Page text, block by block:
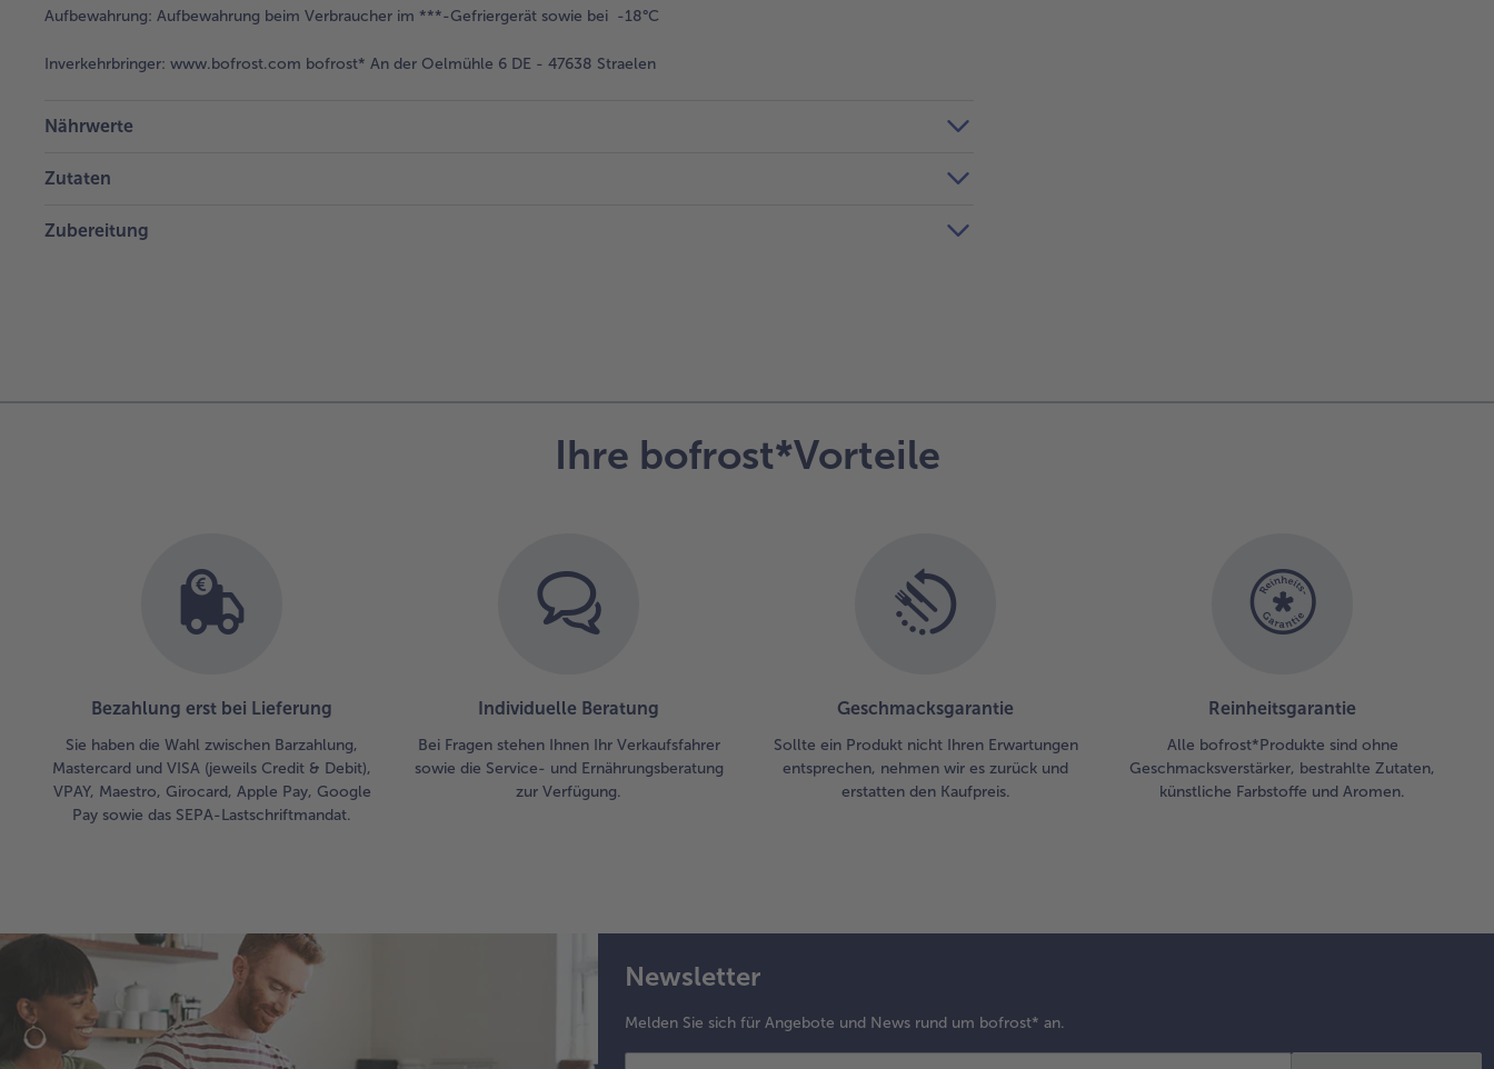
Aufbewahrung: Aufbewahrung beim Verbraucher im ***-Gefriergerät sowie bei -18°C
Inverkehrbringer: www.bofrost.com bofrost* An der Oelmühle 6 DE - 47638 Straelen
Nährwerte
Zutaten
Zubereitung
Ihre bofrost*Vorteile
Bezahlung erst bei Lieferung
Sie haben die Wahl zwischen Barzahlung,
Mastercard und VISA (jeweils Credit & Debit),
VPAY, Maestro, Girocard, Apple Pay, Google
Pay sowie das SEPA-Lastschriftmandat.
Individuelle Beratung
Bei Fragen stehen Ihnen Ihr Verkaufsfahrer
sowie die Service- und Ernährungsberatung
zur Verfügung.
Geschmacksgarantie
Sollte ein Produkt nicht Ihren Erwartungen
entsprechen, nehmen wir es zurück und
erstatten den Kaufpreis.
Reinheitsgarantie
Alle bofrost*Produkte sind ohne
Geschmacksverstärker, bestrahlte Zutaten,
künstliche Farbstoffe und Aromen.
Newsletter
Melden Sie sich für Angebote und News rund um bofrost* an.